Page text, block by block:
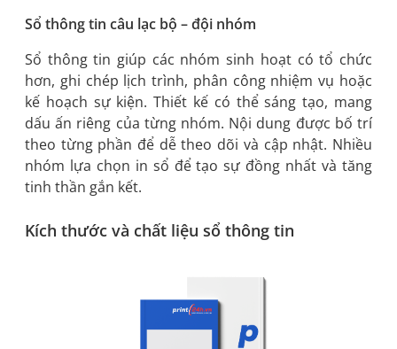
Sổ thông tin câu lạc bộ – đội nhóm
Sổ thông tin giúp các nhóm sinh hoạt có tổ chức
hơn, ghi chép lịch trình, phân công nhiệm vụ hoặc
kế hoạch sự kiện. Thiết kế có thể sáng tạo, mang
dấu ấn riêng của từng nhóm. Nội dung được bố trí
theo từng phần để dễ theo dõi và cập nhật. Nhiều
nhóm lựa chọn in sổ để tạo sự đồng nhất và tăng
tinh thần gắn kết.
Kích thước và chất liệu sổ thông tin